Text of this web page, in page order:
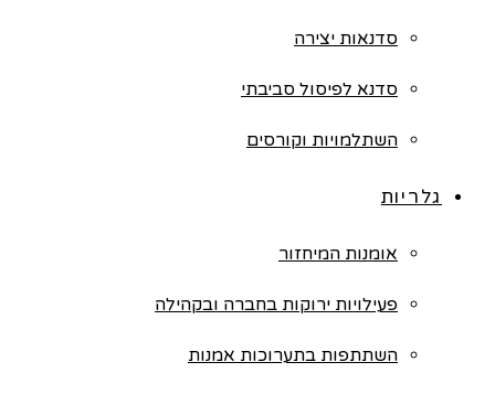
סדנאות יצירה
סדנא לפיסול סביבתי
השתלמויות וקורסים
גלריות
אומנות המיחזור
פעילויות ירוקות בחברה ובקהילה
השתתפות בתערוכות אמנות